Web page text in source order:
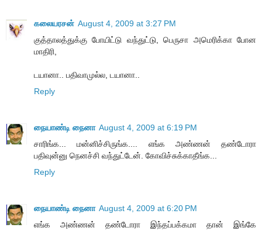
கலையரசன் August 4, 2009 at 3:27 PM
குத்தாலத்துக்கு போயிட்டு வந்துட்டு, பெருசா அமெரிக்கா போன
மாதிரி,
டயானா.. பதிவாமுல்ல, டயானா..
Reply
நையாண்டி நைனா August 4, 2009 at 6:19 PM
சாரிங்க... மன்னிச்சிருங்க.... எங்க அண்ணன் தண்டோரா
பதிவுன்னு நெனச்சி வந்துட்டேன். கோவிச்சுக்காதீங்க...
Reply
நையாண்டி நைனா August 4, 2009 at 6:20 PM
எங்க அண்ணன் தண்டோரா இந்தப்பக்கமா தான் இங்கே